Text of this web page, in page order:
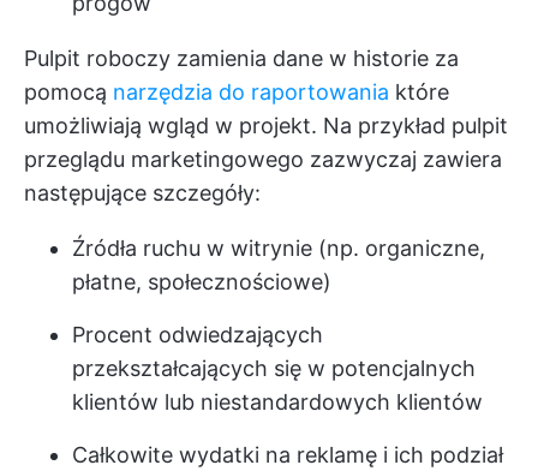
Pulpit roboczy zamienia dane w historie za
pomocą narzędzia do raportowania które
umożliwiają wgląd w projekt. Na przykład pulpit
przeglądu marketingowego zazwyczaj zawiera
następujące szczegóły:
Źródła ruchu w witrynie (np. organiczne,
płatne, społecznościowe)
Procent odwiedzających
przekształcających się w potencjalnych
klientów lub niestandardowych klientów
Całkowite wydatki na reklamę i ich podział